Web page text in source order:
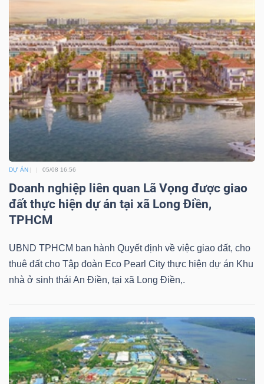
DỰ ÁN 05/08 16:56
Doanh nghiệp liên quan Lã Vọng được giao
đất thực hiện dự án tại xã Long Điền,
TPHCM
UBND TPHCM ban hành Quyết định về việc giao đất, cho
thuê đất cho Tập đoàn Eco Pearl City thực hiện dự án Khu
nhà ở sinh thái An Điền, tại xã Long Điền,.